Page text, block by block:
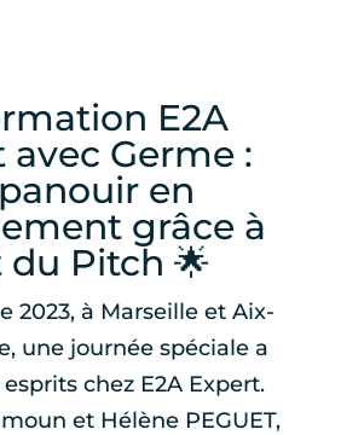
E2A
avec Germe :
en
grâce à
du Pitch 🌟
2023, à Marseille et Aix-
une journée spéciale a
chez E2A Expert.
et Hélène PEGUET,